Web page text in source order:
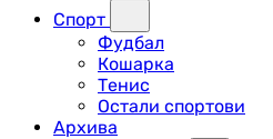
Спорт
Фудбал
Кошарка
Тенис
Остали спортови
Архива